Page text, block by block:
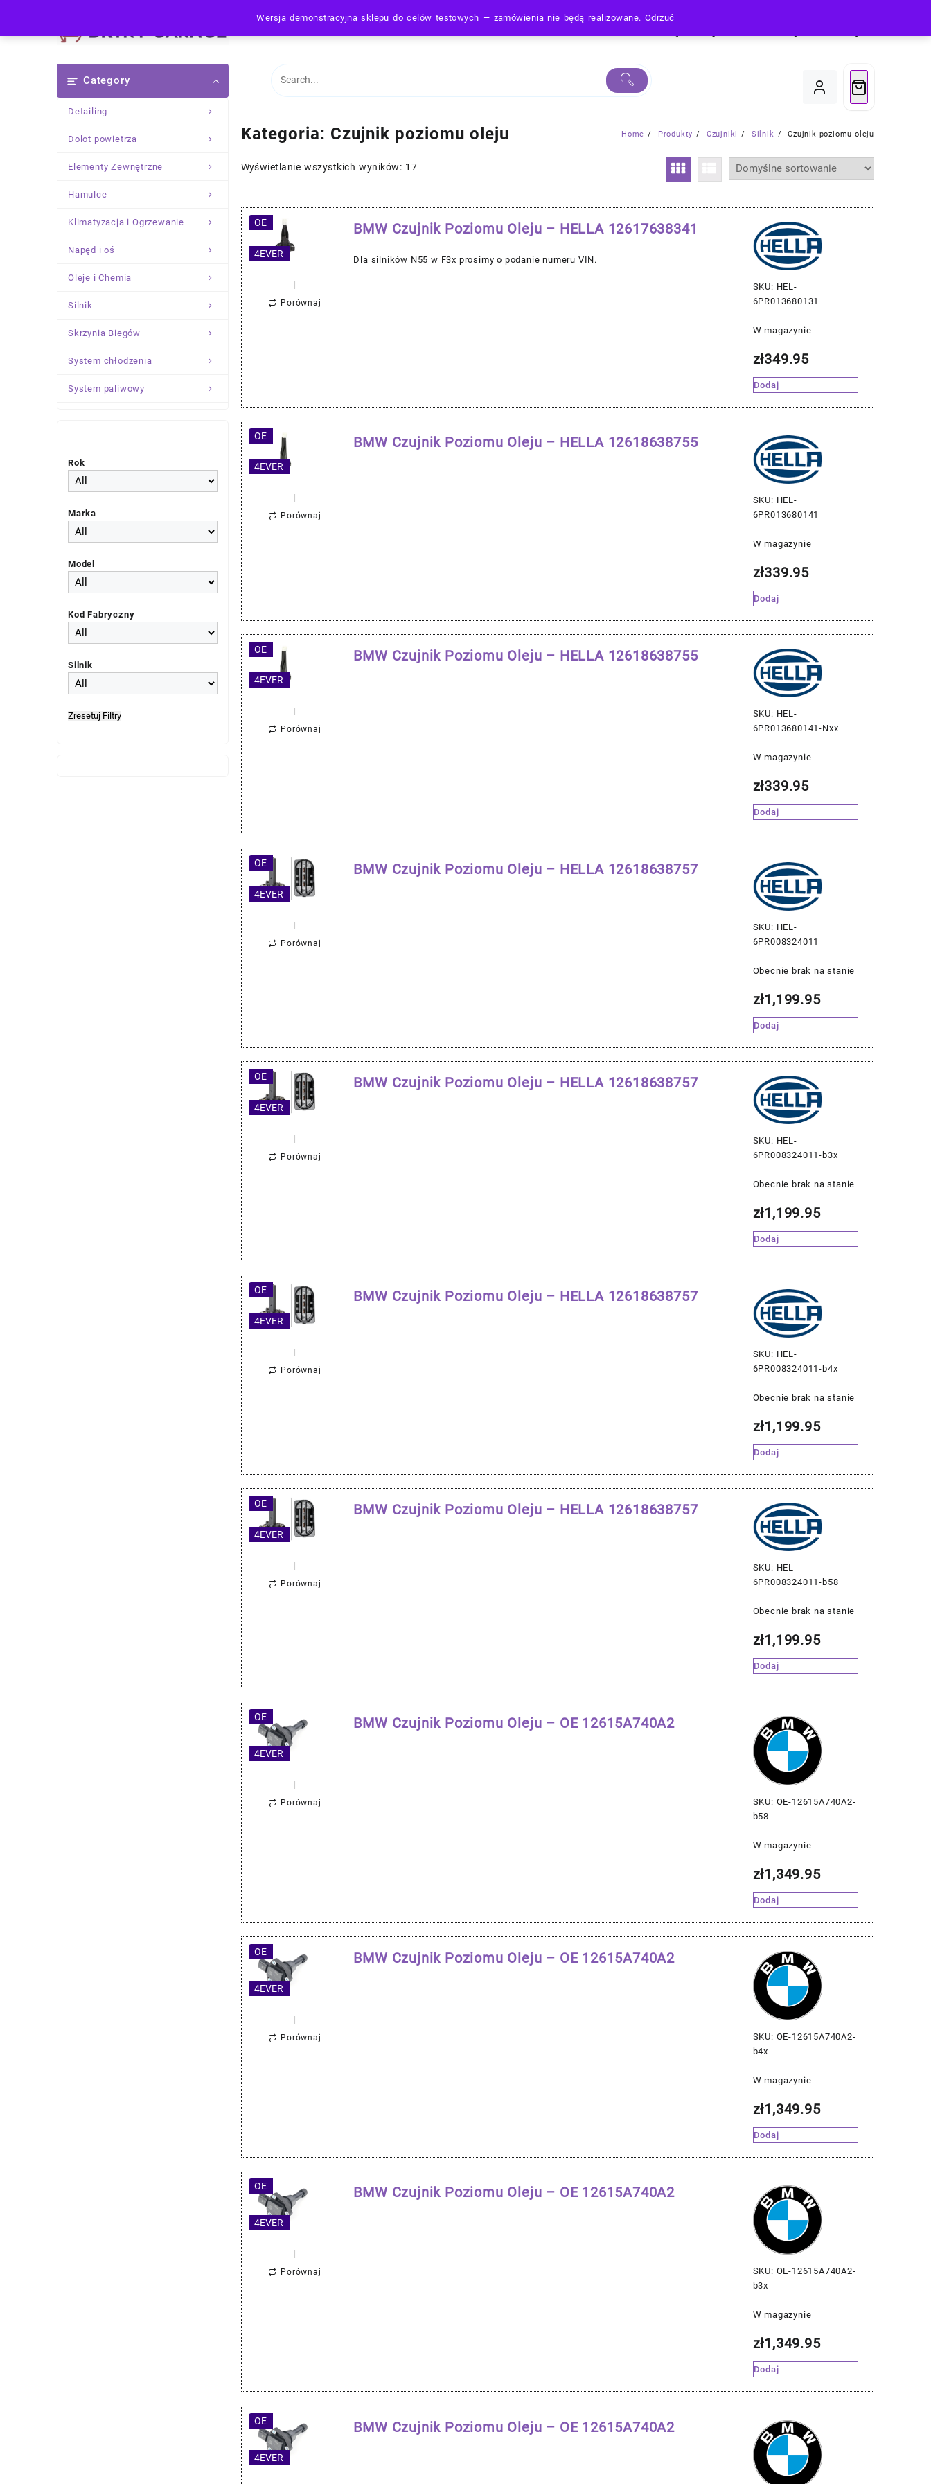
Wersja demonstracyjna sklepu do celów testowych — zamówienia nie będą realizowane. Odrzuć
content
Category
Detailing
Dolot powietrza
Elementy Zewnętrzne
Hamulce
Klimatyzacja i Ogrzewanie
Napęd i oś
Oleje i Chemia
Silnik
Skrzynia Biegów
System chłodzenia
System paliwowy
Kategoria: Czujnik poziomu oleju Home Produkty Czujniki Silnik Czujnik poziomu oleju
Wyświetlanie wszystkich wyników: 17
OE
4EVER
Porównaj
BMW Czujnik Poziomu Oleju – HELLA 12617638341
Dla silników N55 w F3x prosimy o podanie numeru VIN.
SKU: HEL-
6PR013680131
W magazynie
zł349.95
Dodaj
OE
4EVER
Porównaj
BMW Czujnik Poziomu Oleju – HELLA 12618638755
SKU: HEL-
6PR013680141
W magazynie
zł339.95
Dodaj
OE
4EVER
Porównaj
BMW Czujnik Poziomu Oleju – HELLA 12618638755
SKU: HEL-
6PR013680141-Nxx
W magazynie
zł339.95
Dodaj
OE
4EVER
Porównaj
BMW Czujnik Poziomu Oleju – HELLA 12618638757
SKU: HEL-
6PR008324011
Obecnie brak na stanie
zł1,199.95
Dodaj
OE
4EVER
Porównaj
BMW Czujnik Poziomu Oleju – HELLA 12618638757
SKU: HEL-
6PR008324011-b3x
Obecnie brak na stanie
zł1,199.95
Dodaj
OE
4EVER
Porównaj
BMW Czujnik Poziomu Oleju – HELLA 12618638757
SKU: HEL-
6PR008324011-b4x
Obecnie brak na stanie
zł1,199.95
Dodaj
OE
4EVER
Porównaj
BMW Czujnik Poziomu Oleju – HELLA 12618638757
SKU: HEL-
6PR008324011-b58
Obecnie brak na stanie
zł1,199.95
Dodaj
OE
4EVER
Porównaj
BMW Czujnik Poziomu Oleju – OE 12615A740A2
SKU: OE-12615A740A2-
b58
W magazynie
zł1,349.95
Dodaj
OE
4EVER
Porównaj
BMW Czujnik Poziomu Oleju – OE 12615A740A2
SKU: OE-12615A740A2-
b4x
W magazynie
zł1,349.95
Dodaj
OE
4EVER
Porównaj
BMW Czujnik Poziomu Oleju – OE 12615A740A2
SKU: OE-12615A740A2-
b3x
W magazynie
zł1,349.95
Dodaj
OE
4EVER
BMW Czujnik Poziomu Oleju – OE 12615A740A2
Rok
Marka
Model
Kod Fabryczny
Silnik
Zresetuj Filtry